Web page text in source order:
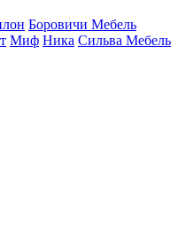
Боровичи Мебель
Миф Ника Сильва Мебель